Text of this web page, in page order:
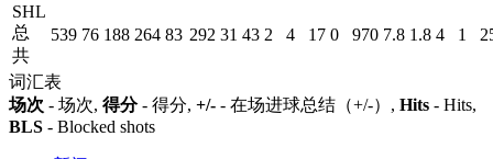
SHL
总
共
539 76 188 264 83 292 31 43 2 4 17 0 970 7.8 1.8 4 1
词汇表
场次 - 场次, 得分- 得分, +/- - 在场进球总结（+/-）, Hits - Hits,
BLS - Blocked shots